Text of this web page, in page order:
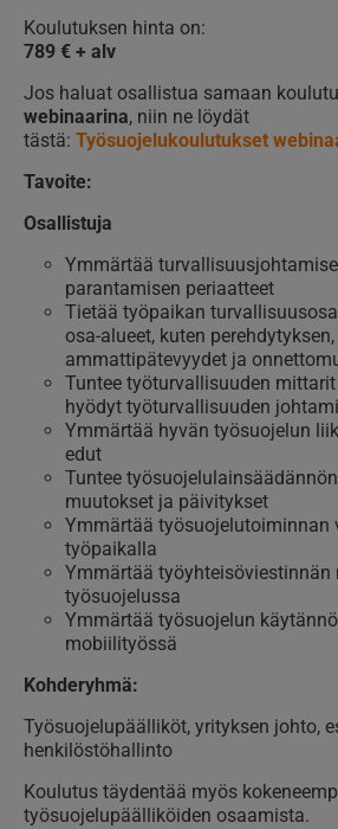
Koulutuksen hinta on:
789 € + alv
Jos haluat osallistua samaan
webinaarina, niin ne löydät
tästä: Työsuojelukoulutukset
Tavoite:
Osallistuja
Ymmärtää
parantamisen periaatteet
Tietää työpaikan
osa-alueet, kuten
ammattipätevyydet ja
Tuntee työturvallisuuden
hyödyt työturvallisuuden
Ymmärtää hyvän työsuojelun
edut
Tuntee
muutokset ja päivitykset
Ymmärtää työsuojelutoiminnan
työpaikalla
Ymmärtää työyhteisöviestinnän
työsuojelussa
Ymmärtää työsuojelun
mobiilityössä
Kohderyhmä:
Työsuojelupäälliköt, yrityksen johto,
henkilöstöhallinto
Koulutus täydentää myös
työsuojelupäälliköiden osaamista.